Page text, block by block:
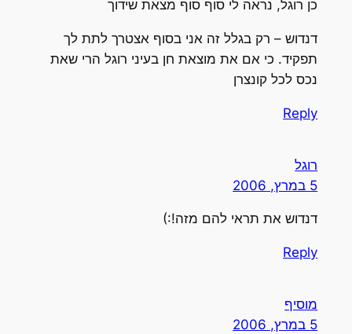
כן רוגל, נראה לי סוף סוף מצאת שידוך
דנדוש – רק בגלל זה אני בסוף אצטרך לתת לך
תפקיד. כי אם את מוצאת חן בעיני רוגל הרי שאת
נכס לכל קונצרן
Reply
רוגל
5 במרץ, 2006
דנדוש את תראי להם מזה!:)
Reply
מוסיף
5 במרץ, 2006